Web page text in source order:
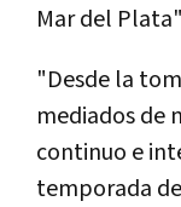
Mar del
"Desde la
mediados de
continuo e
temporada